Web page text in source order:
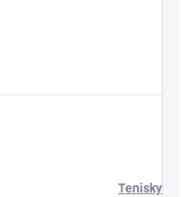
Tenisky